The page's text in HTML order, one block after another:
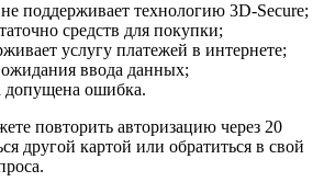
поддерживает технологию 3D-Secure;
средств для покупки;
услугу платежей в интернете;
ввода данных;
ошибка.
повторить авторизацию через 20
другой картой или обратиться в свой